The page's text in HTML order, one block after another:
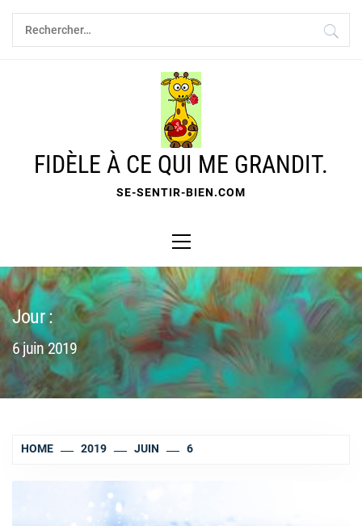
Skip
content
Rechercher :
FIDÈLE À CE QUI ME GRANDIT.
SE-SENTIR-BIEN.COM
Menu
Jour :
6 juin 2019
HOME 2019 JUIN 6